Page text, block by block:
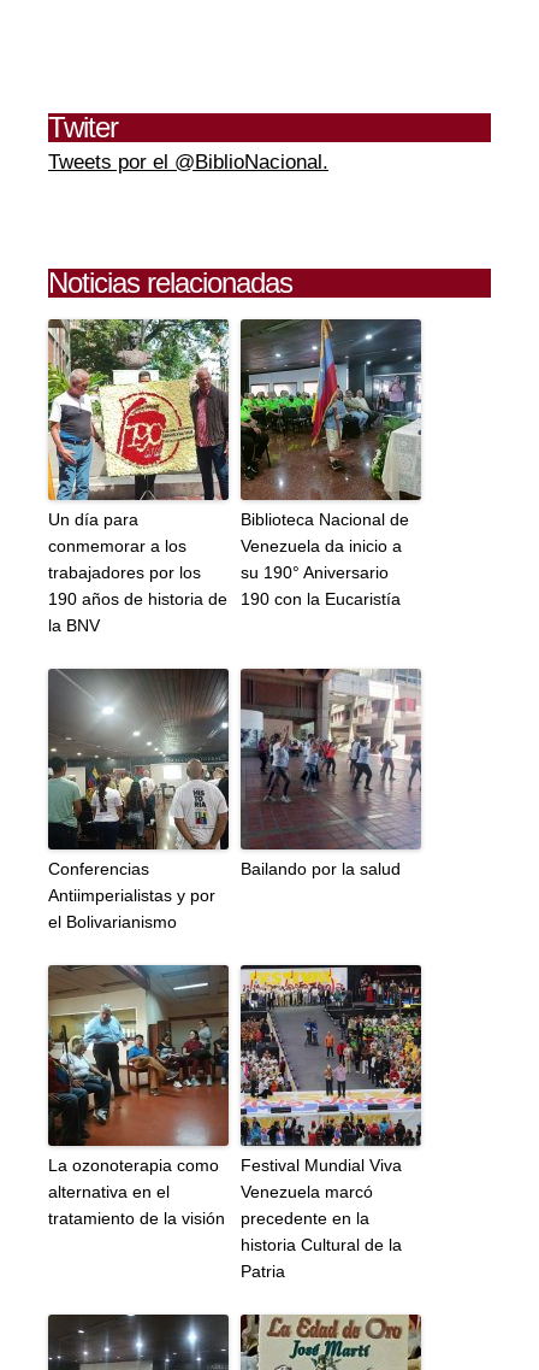
Twiter
Tweets por el @BiblioNacional.
Noticias relacionadas
Un día para
conmemorar a los
trabajadores por los
190 años de historia de
la BNV
Biblioteca Nacional de
Venezuela da inicio a
su 190° Aniversario
190 con la Eucaristía
Conferencias
Antiimperialistas y por
el Bolivarianismo
Bailando por la salud
La ozonoterapia como
alternativa en el
tratamiento de la visión
Festival Mundial Viva
Venezuela marcó
precedente en la
historia Cultural de la
Patria